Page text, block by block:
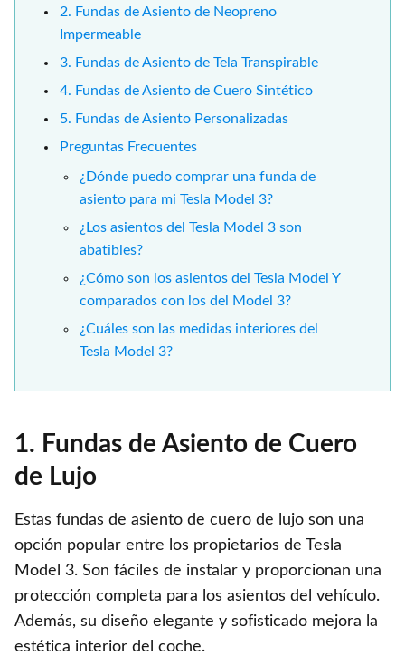
2. Fundas de Asiento de Neopreno
Impermeable
3. Fundas de Asiento de Tela Transpirable
4. Fundas de Asiento de Cuero Sintético
5. Fundas de Asiento Personalizadas
Preguntas Frecuentes
¿Dónde puedo comprar una funda de
asiento para mi Tesla Model 3?
¿Los asientos del Tesla Model 3 son
abatibles?
¿Cómo son los asientos del Tesla Model Y
comparados con los del Model 3?
¿Cuáles son las medidas interiores del
Tesla Model 3?
1. Fundas de Asiento de Cuero
de Lujo
Estas fundas de asiento de cuero de lujo son una
opción popular entre los propietarios de Tesla
Model 3. Son fáciles de instalar y proporcionan una
protección completa para los asientos del vehículo.
Además, su diseño elegante y sofisticado mejora la
estética interior del coche.